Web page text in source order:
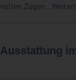
vollen Zügen
Ausstattung